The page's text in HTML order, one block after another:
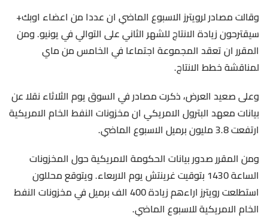
وقالت مصادر لرويترز الاسبوع الماضي ان عددا من اعضاء اوبك+
سيقترحون زيادة الانتاج للشهر الثاني على التوالي في يونيو. ومن
المقرر ان تعقد المجموعة اجتماعا في الخامس من ماي
لمناقشة خطط الانتاج.
وعلى صعيد العرض، ذكرت مصادر في السوق يوم الثلاثاء نقلا عن
بيانات معهد البترول الامريكي ان مخزونات النفط الخام الامريكية
ارتفعت 3.8 مليون برميل الاسبوع الماضي.
ومن المقرر صدور بيانات الحكومة الامريكية حول المخزونات
الساعة 1430 بتوقيت غرينتش يوم الاربعاء. ويتوقع محللون
استطلعت رويترز اراءهم زيادة 400 الف برميل في مخزونات النفط
الخام الامريكية للاسبوع الماضي.